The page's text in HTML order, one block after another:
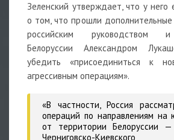
Зеленский утверждает, что у него
о том, что прошли
российским руководством
Белоруссии Александром
убедить «присоединиться к
агрессивным операциям».
«В частности, Россия
операций по направлениям на
от территории Белоруссии
Черниговско-Киевского